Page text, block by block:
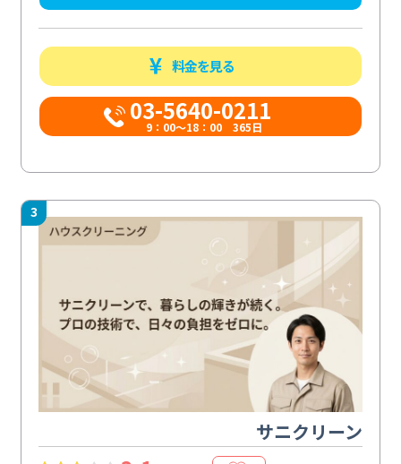
料金を見る
03-5640-0211
9：00～18：00 365日
3
サニクリーン